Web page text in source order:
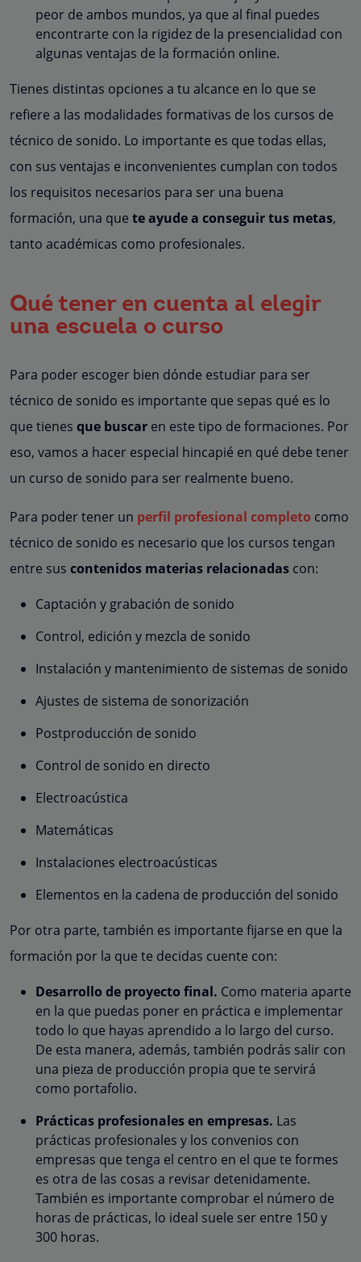
peor de ambos mundos, ya que al final puedes
encontrarte con la rigidez de la presencialidad con
algunas ventajas de la formación online.
Tienes distintas opciones a tu alcance en lo que se
refiere a las modalidades formativas de los cursos de
técnico de sonido. Lo importante es que todas ellas,
con sus ventajas e inconvenientes cumplan con todos
los requisitos necesarios para ser una buena
formación, una que te ayude a conseguir tus metas,
tanto académicas como profesionales.
Qué tener en cuenta al elegir
una escuela o curso
Para poder escoger bien dónde estudiar para ser
técnico de sonido es importante que sepas qué es lo
que tienes que buscar en este tipo de formaciones. Por
eso, vamos a hacer especial hincapié en qué debe tener
un curso de sonido para ser realmente bueno.
Para poder tener un perfil profesional completo como
técnico de sonido es necesario que los cursos tengan
entre sus contenidos materias relacionadas con:
Captación y grabación de sonido
Control, edición y mezcla de sonido
Instalación y mantenimiento de sistemas de sonido
Ajustes de sistema de sonorización
Postproducción de sonido
Control de sonido en directo
Electroacústica
Matemáticas
Instalaciones electroacústicas
Elementos en la cadena de producción del sonido
Por otra parte, también es importante fijarse en que la
formación por la que te decidas cuente con:
Desarrollo de proyecto final. Como materia aparte
en la que puedas poner en práctica e implementar
todo lo que hayas aprendido a lo largo del curso.
De esta manera, además, también podrás salir con
una pieza de producción propia que te servirá
como portafolio.
Prácticas profesionales en empresas. Las
prácticas profesionales y los convenios con
empresas que tenga el centro en el que te formes
es otra de las cosas a revisar detenidamente.
También es importante comprobar el número de
horas de prácticas, lo ideal suele ser entre 150 y
300 horas.